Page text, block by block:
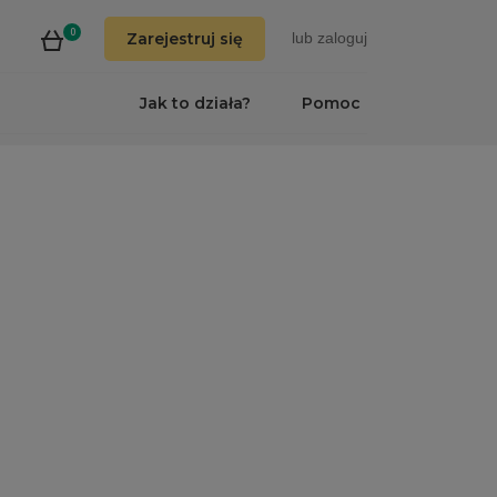
0 Zarejestruj się lub zaloguj
Pomoc
Jak to działa?